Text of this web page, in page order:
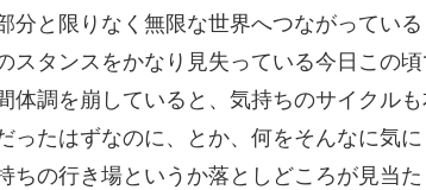
分と限りなく無限な世界へつながってい
スタンスをかなり見失っている今日この頃
体調を崩していると、気持ちのサイクル
ったはずなのに、とか、何をそんなに気
ちの行き場というか落としどころが見当